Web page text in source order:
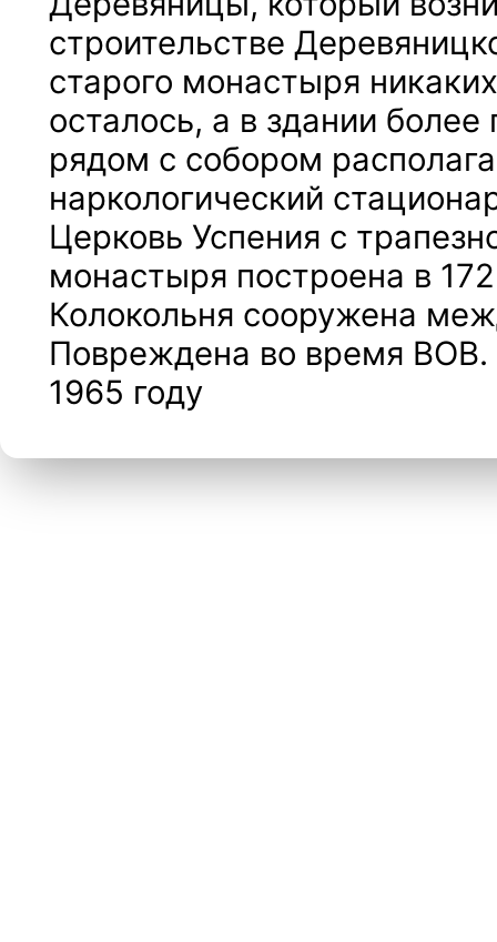
строительстве
старого монастыря
осталось, а в здании более
рядом с собором
наркологический
Церковь Успения с
монастыря построена в
Колокольня сооружена
Повреждена во время ВОВ.
1965 году